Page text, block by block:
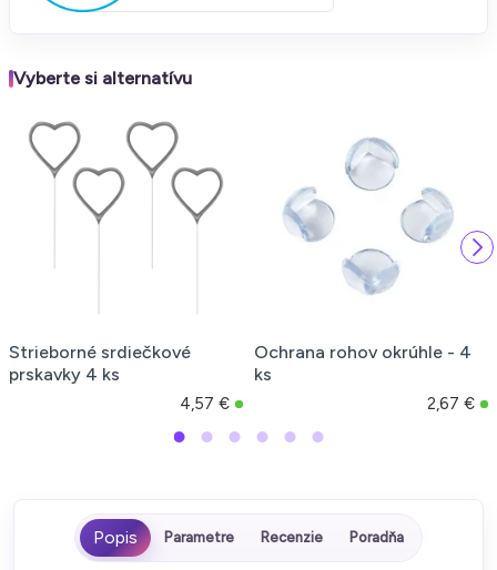
Vyberte si alternatívu
Strieborné srdiečkové
prskavky 4 ks
4,57 €
Ochrana rohov okrúhle - 4
ks
2,67 €
Parametre Recenzie Poradňa